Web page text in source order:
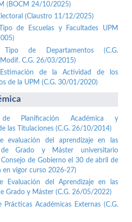
(BOCM 24/10/2025)
(Claustro 11/12/2025)
de Escuelas y Facultades UPM
Tipo de Departamentos (C.G.
C.G. 26/03/2015)
de la Actividad de los
de la UPM (C.G. 30/01/2020)
de Planificación Académica y
las Titulaciones (C.G. 26/10/2014)
evaluación del aprendizaje en las
de Grado y Máster universitario
de Gobierno el 30 de abril de
en vigor curso 2026-27)
Evaluación del Aprendizaje en las
Grado y Máster (C.G. 26/05/2022)
Prácticas Académicas Externas (C.G.